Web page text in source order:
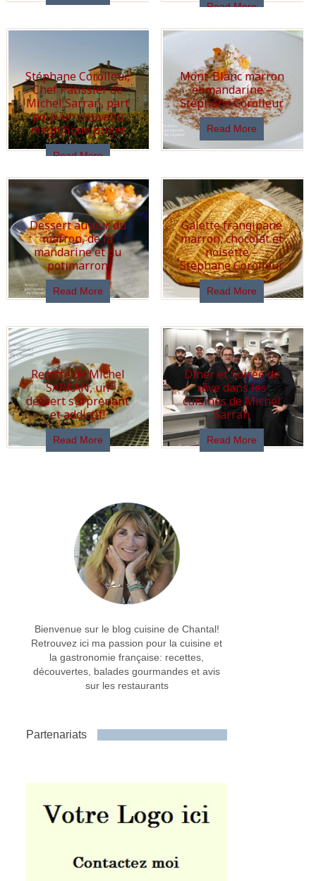
Read More
Stéphane Corolleur,
Chef Pâtissier de
Michel Sarran, part
pour un nouveau
magnifique projet
Read More
Mont-Blanc marron
et mandarine –
Stéphane Corolleur
Read More
Dessert autour du
marron, de la
mandarine et du
potimarron
Read More
Galette frangipane
marron, chocolat et
noisette –
Stéphane Corolleur
Read More
Recette de Michel
SARRAN, un
dessert surprenant
et addictif!
Read More
Dîner et Soirée de
rêve dans les
cuisines de Michel
Sarran
Read More
Bienvenue sur le blog cuisine de Chantal!
Retrouvez ici ma passion pour la cuisine et
la gastronomie française: recettes,
découvertes, balades gourmandes et avis
sur les restaurants
Partenariats